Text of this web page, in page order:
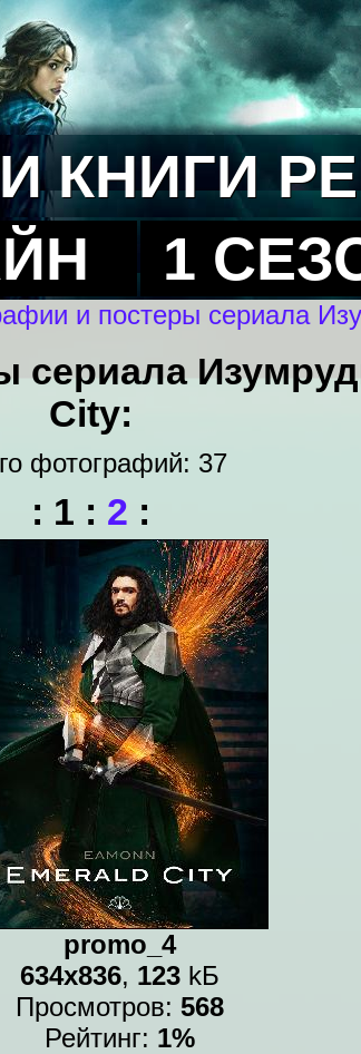
КНИГИ
1
и постеры сериала
City:
фотографий: 37
: 1 : 2 :
promo_4
634x836, 123 kБ
Просмотров: 568
Рейтинг: 1%